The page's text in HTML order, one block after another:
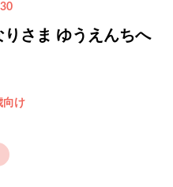
りさま ゆうえんちへ
向け